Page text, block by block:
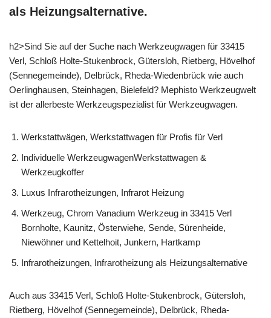
als Heizungsalternative.
h2>Sind Sie auf der Suche nach Werkzeugwagen für 33415
Verl, Schloß Holte-Stukenbrock, Gütersloh, Rietberg, Hövelhof
(Sennegemeinde), Delbrück, Rheda-Wiedenbrück wie auch
Oerlinghausen, Steinhagen, Bielefeld? Mephisto Werkzeugwelt
ist der allerbeste Werkzeugspezialist für Werkzeugwagen.
Werkstattwägen, Werkstattwagen für Profis für Verl
Individuelle WerkzeugwagenWerkstattwagen &
Werkzeugkoffer
Luxus Infrarotheizungen, Infrarot Heizung
Werkzeug, Chrom Vanadium Werkzeug in 33415 Verl
Bornholte, Kaunitz, Österwiehe, Sende, Sürenheide,
Niewöhner und Kettelhoit, Junkern, Hartkamp
Infrarotheizungen, Infrarotheizung als Heizungsalternative
Auch aus 33415 Verl, Schloß Holte-Stukenbrock, Gütersloh,
Rietberg, Hövelhof (Sennegemeinde), Delbrück, Rheda-